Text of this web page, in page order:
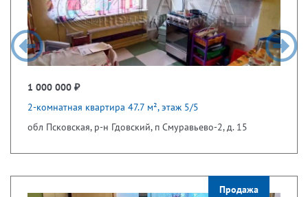
1 000 000 ₽
2-комнатная квартира 47.7 м², этаж 5/5
обл Псковская, р-н Гдовский, п Смуравьево-2, д. 15
Продажа